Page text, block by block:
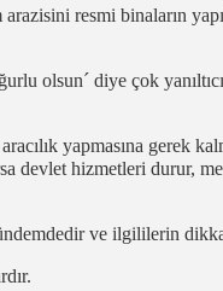
resmi binaların
olsun´ diye çok
yapmasına gerek
devlet hizmetleri durur,
ve ilgililerin